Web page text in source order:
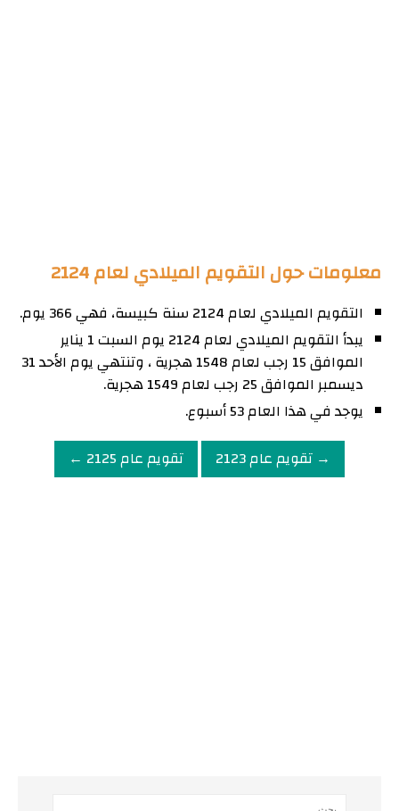
معلومات حول التقويم الميلادي لعام 2124
التقويم الميلادي لعام 2124 سنة كبيسة، فهي 366 يوم.
يبدأ التقويم الميلادي لعام 2124 يوم السبت 1 يناير
الموافق 15 رجب لعام 1548 هجرية ، وتنتهي يوم الأحد 31
ديسمبر الموافق 25 رجب لعام 1549 هجرية.
يوجد في هذا العام 53 أسبوع.
→ تقويم عام 2123
تقويم عام 2125 ←